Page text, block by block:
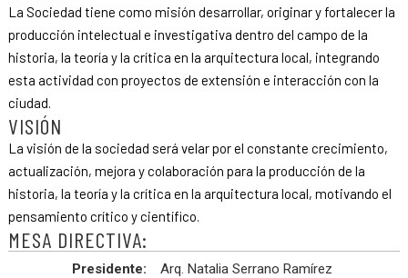
La Sociedad tiene como misión desarrollar, originar y fortalecer la
producción intelectual e investigativa dentro del campo de la
historia, la teoría y la crítica en la arquitectura local, integrando
esta actividad con proyectos de extensión e interacción con la
ciudad.
VISIÓN
La visión de la sociedad será velar por el constante crecimiento,
actualización, mejora y colaboración para la producción de la
historia, la teoría y la crítica en la arquitectura local, motivando el
pensamiento crítico y científico.
MESA DIRECTIVA:
Presidente: Arq. Natalia Serrano Ramírez